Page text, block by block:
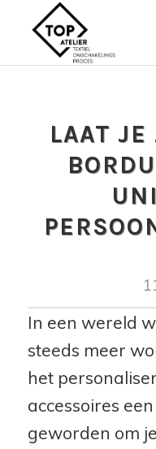
LAAT JE
In een wereld
steeds meer
het
accessoires
geworden om